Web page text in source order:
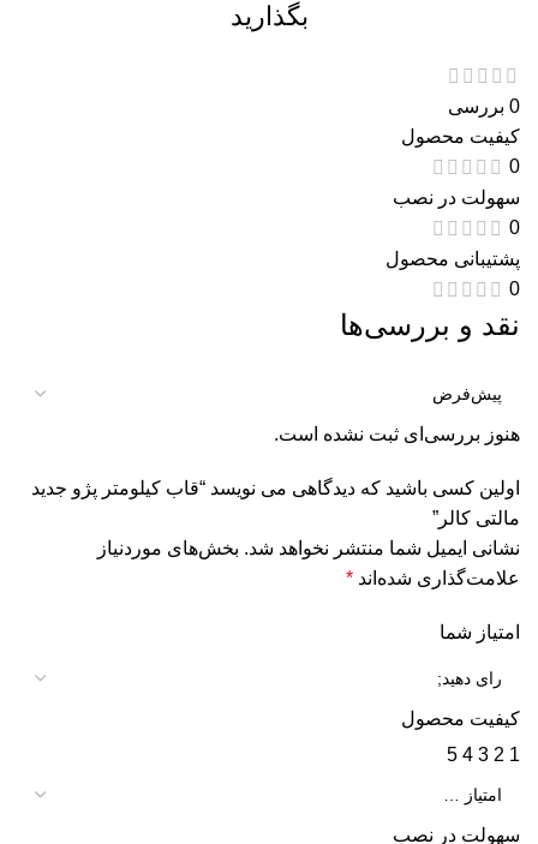
بگذارید
0 بررسی
کیفیت محصول
0
سهولت در نصب
0
پشتیبانی محصول
0
نقد و بررسی‌ها
هنوز بررسی‌ای ثبت نشده است.
اولین کسی باشید که دیدگاهی می نویسد “قاب کیلومتر پژو جدید
مالتی کالر”
نشانی ایمیل شما منتشر نخواهد شد. بخش‌های موردنیاز
علامت‌گذاری شده‌اند *
امتیاز شما
کیفیت محصول
1
2
3
4
5
سهولت در نصب